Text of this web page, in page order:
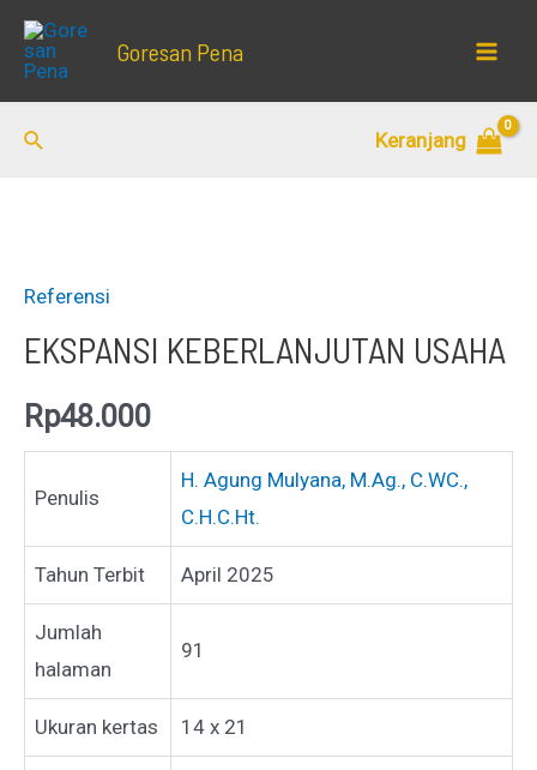
Lewati
Goresan Pena
Cari Keranjang
Referensi
EKSPANSI KEBERLANJUTAN USAHA
Rp48.000
Penulis
H. Agung Mulyana, M.Ag., C.WC.,
C.H.C.Ht.
Tahun Terbit April 2025
Jumlah
halaman
91
Ukuran kertas 14 x 21